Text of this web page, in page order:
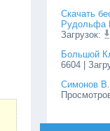
Скачать
Рудольфа
Загрузок:
Большой
6604 |
Симонов